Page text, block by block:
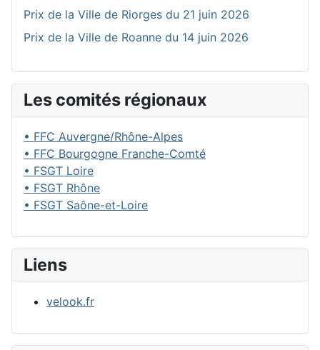
Prix de la Ville de Riorges du 21 juin 2026
Prix de la Ville de Roanne du 14 juin 2026
Les comités régionaux
• FFC Auvergne/Rhône-Alpes
• FFC Bourgogne Franche-Comté
• FSGT Loire
• FSGT Rhône
• FSGT Saône-et-Loire
Liens
velook.fr